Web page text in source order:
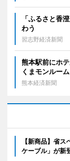
「ふるさと香
わう
習志野経済新聞
熊本駅前にホ
くまモンルー
熊本経済新聞
【新商品】省
ケーブル」が新